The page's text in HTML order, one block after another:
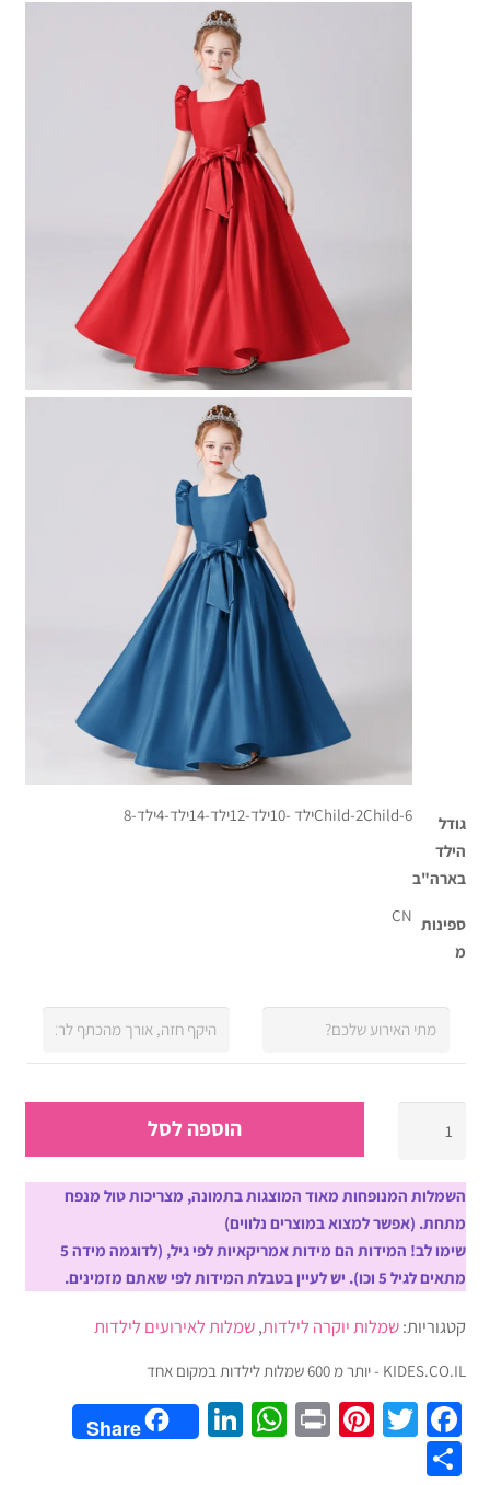
גודל
הילד
בארה"ב
Child-2Child-6 ילד -10 ילד-12 ילד-14 ילד-4 ילד-8
ספינות
מ
CN
של
אירועים
יוקרתית
לילדות
מסטן,
קצר
עם
אורך
רצפה,
איכותית
הוספה לסל
השמלות המנופחות מאוד המוצגות בתמונה, מצריכות טול מנפח
מתחת. (אפשר למצוא במוצרים נלווים)
שימו לב! המידות הם מידות אמריקאיות לפי גיל, (לדוגמה מידה 5
מתאים לגיל 5 וכו). יש לעיין בטבלת המידות לפי שאתם מזמינים.
קטגוריות:שמלות יוקרה לילדות,שמלות לאירועים לילדות
KIDES.CO.IL - יותר מ 600 שמלות לילדות במקום אחד
Facebook
Twitter
Pinterest
Print
WhatsApp
LinkedIn
Share